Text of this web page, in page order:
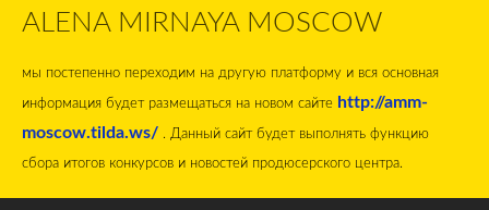
ALENA MIRNAYA MOSCOW
мы постепенно переходим на другую платформу и вся основная
информация будет размещаться на новом сайте http://amm-
moscow.tilda.ws/ . Данный сайт будет выполнять функцию
сбора итогов конкурсов и новостей продюсерского центра.